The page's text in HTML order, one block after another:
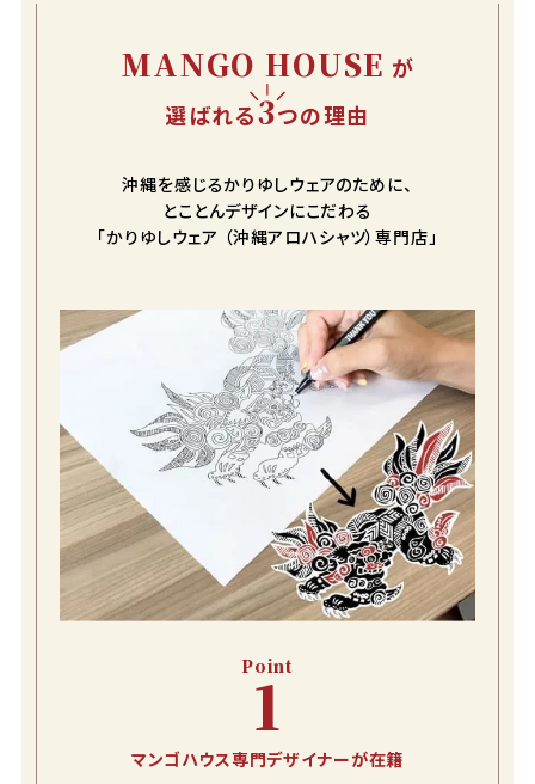
MANGO HOUSE が
選ばれる3つの理由
沖縄を感じるかりゆしウェアのために、
とことんデザインにこだわる
「かりゆしウェア （沖縄アロハシャツ）専門店」
Point
1
マンゴハウス専門デザイナーが在籍